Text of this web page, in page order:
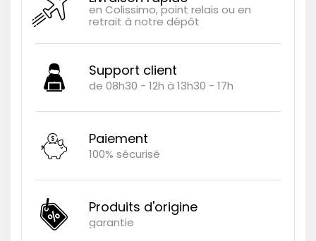
en Colissimo, point relais ou en
retrait à notre dépôt
Support client
de 08h30 - 12h à 13h30 - 17h
Paiement
100% sécurisé
Produits d'origine
garantie